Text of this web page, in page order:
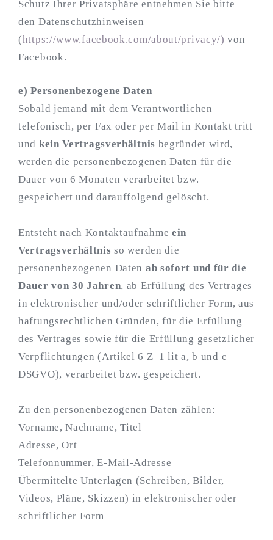
Schutz Ihrer Privatsphäre entnehmen Sie bitte
den Datenschutzhinweisen
(https://www.facebook.com/about/privacy/)von
Facebook.
e) Personenbezogene Daten
Sobald jemand mit dem Verantwortlichen
telefonisch, per Fax oder per Mail in Kontakt tritt
und kein Vertragsverhältnis begründet wird,
werden die personenbezogenen Daten für die
Dauer von 6 Monaten verarbeitet bzw.
gespeichert und darauffolgend gelöscht.
Entsteht nach Kontaktaufnahme ein
Vertragsverhältnisso werden die
personenbezogenen Daten ab sofort und für die
Dauer von 30 Jahren, ab Erfüllung des Vertrages
in elektronischer und/oder schriftlicher Form, aus
haftungsrechtlichen Gründen, für die Erfüllung
des Vertrages sowie für die Erfüllung gesetzlicher
Verpflichtungen (Artikel 6 Z 1 lit a, b und c
DSGVO), verarbeitet bzw. gespeichert.
Zu den personenbezogenen Daten zählen:
Vorname, Nachname, Titel
Adresse, Ort
Telefonnummer, E-Mail-Adresse
Übermittelte Unterlagen (Schreiben, Bilder,
Videos, Pläne, Skizzen) in elektronischer oder
schriftlicher Form